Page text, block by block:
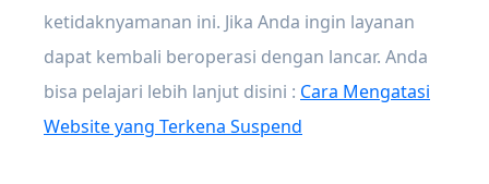
ketidaknyamanan ini. Jika Anda ingin layanan
dapat kembali beroperasi dengan lancar. Anda
bisa pelajari lebih lanjut disini : Cara Mengatasi
Website yang Terkena Suspend